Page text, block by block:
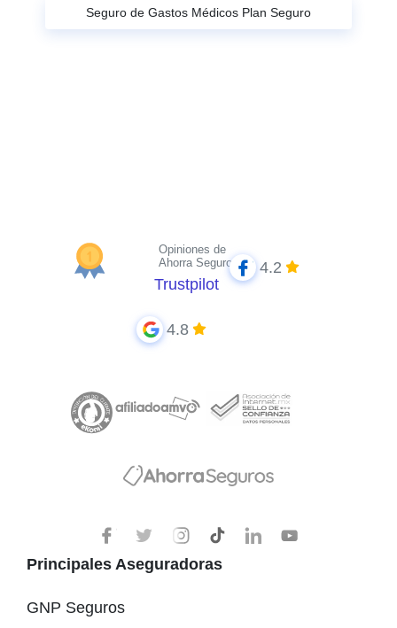
Seguro de Gastos Médicos Plan Seguro
Opiniones de
Ahorra Seguros
Trustpilot
4.2
4.8
Principales Aseguradoras
GNP Seguros